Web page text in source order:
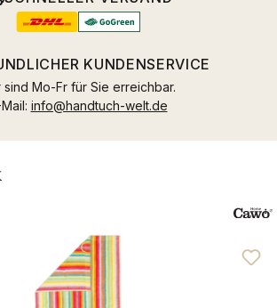
KUNDENSERVICE
sind Mo-Fr für Sie erreichbar.
info@handtuch-welt.de
Bewertung von 4.71 von 5 Sternen